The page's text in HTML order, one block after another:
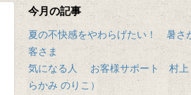
今月の記事
夏の不快感をやわらげたい！ 暑さ
客さま
気になる人 お客様サポート 村上
らかみ のりこ）